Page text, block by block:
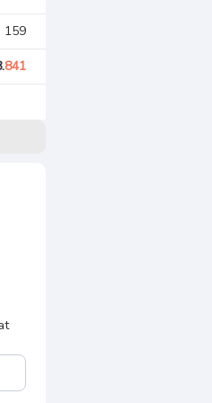
159
841